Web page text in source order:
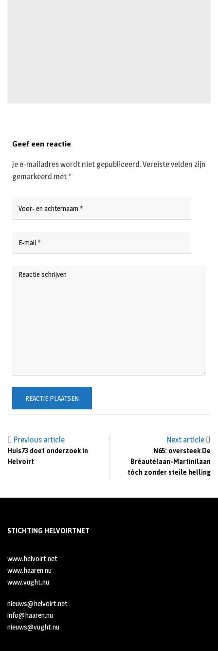
Previous article
Huis73 doet onderzoek in
Helvoirt
Next article
N65: oversteek De
Bréautélaan-Martinilaan
tóch zonder steile helling
Geef een reactie
Je e-mailadres wordt niet gepubliceerd.Vereiste velden zijn
gemarkeerd met *
STICHTING HELVOIRTNET
www.helvoirt.net
www.haaren.nu
www.vught.nu
nieuws@helvoirt.net
info@haaren.nu
nieuws@vught.nu